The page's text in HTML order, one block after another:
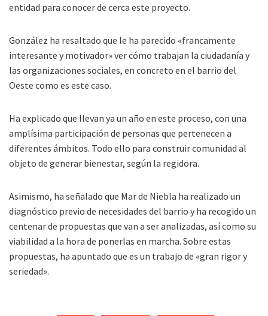
entidad para conocer de cerca este proyecto.
González ha resaltado que le ha parecido «francamente
interesante y motivador» ver cómo trabajan la ciudadanía y
las organizaciones sociales, en concreto en el barrio del
Oeste como es este caso.
Ha explicado que llevan ya un año en este proceso, con una
amplísima participación de personas que pertenecen a
diferentes ámbitos. Todo ello para construir comunidad al
objeto de generar bienestar, según la regidora.
Asimismo, ha señalado que Mar de Niebla ha realizado un
diagnóstico previo de necesidades del barrio y ha recogido un
centenar de propuestas que van a ser analizadas, así como su
viabilidad a la hora de ponerlas en marcha. Sobre estas
propuestas, ha apuntado que es un trabajo de «gran rigor y
seriedad».